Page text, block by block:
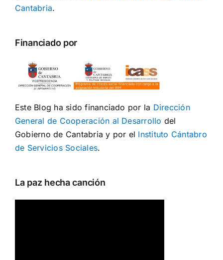
Cantabria.
Financiado por
Este Blog ha sido financiado por la Dirección
General de Cooperación al Desarrollo del
Gobierno de Cantabria y por el Instituto Cántabro
de Servicios Sociales.
La paz hecha canción